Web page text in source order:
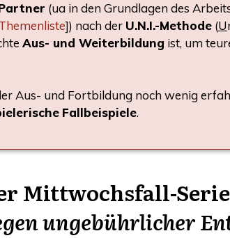
(ua in den Grund­la­gen des
]) nach der U.N.I.-Methode (U
Aus- und Wei­ter­bil­dung ist, um
Aus- und Fort­bil­dung noch wenig
Fall­bei­spie­le.
Mitt­wochs­fall-
unge­bühr­li­cher